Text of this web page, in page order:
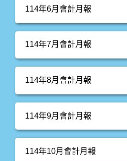
114年6月會計月報
114年7月會計月報
114年8月會計月報
114年9月會計月報
114年10月會計月報